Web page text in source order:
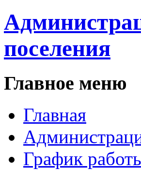
поселения
Главное меню
Главная
График